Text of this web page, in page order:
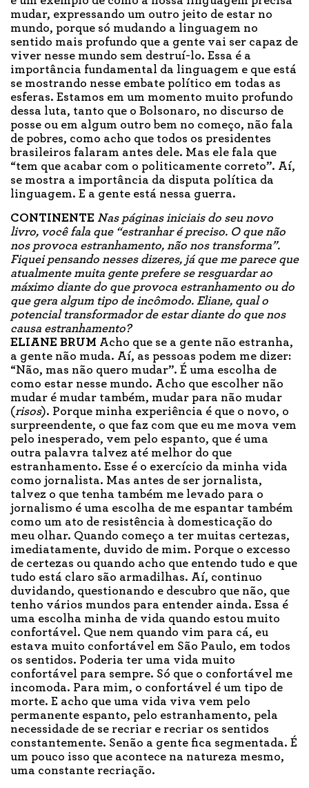
mudar, expressando um outro jeito de estar no
mundo, porque só mudando a linguagem no
sentido mais profundo que a gente vai ser capaz de
viver nesse mundo sem destruí-lo. Essa é a
importância fundamental da linguagem e que está
se mostrando nesse embate político em todas as
esferas. Estamos em um momento muito profundo
dessa luta, tanto que o Bolsonaro, no discurso de
posse ou em algum outro bem no começo, não fala
de pobres, como acho que todos os presidentes
brasileiros falaram antes dele. Mas ele fala que
“tem que acabar com o politicamente correto”. Aí,
se mostra a importância da disputa política da
linguagem. E a gente está nessa guerra.
CONTINENTE Nas páginas iniciais do seu novo
livro, você fala que “estranhar é preciso. O que não
nos provoca estranhamento, não nos transforma”.
Fiquei pensando nesses dizeres, já que me parece que
atualmente muita gente prefere se resguardar ao
máximo diante do que provoca estranhamento ou do
que gera algum tipo de incômodo. Eliane, qual o
potencial transformador de estar diante do que nos
causa estranhamento?
ELIANE BRUM Acho que se a gente não estranha,
a gente não muda. Aí, as pessoas podem me dizer:
“Não, mas não quero mudar”. É uma escolha de
como estar nesse mundo. Acho que escolher não
mudar é mudar também, mudar para não mudar
(risos). Porque minha experiência é que o novo, o
surpreendente, o que faz com que eu me mova vem
pelo inesperado, vem pelo espanto, que é uma
outra palavra talvez até melhor do que
estranhamento. Esse é o exercício da minha vida
como jornalista. Mas antes de ser jornalista,
talvez o que tenha também me levado para o
jornalismo é uma escolha de me espantar também
como um ato de resistência à domesticação do
meu olhar. Quando começo a ter muitas certezas,
imediatamente, duvido de mim. Porque o excesso
de certezas ou quando acho que entendo tudo e que
tudo está claro são armadilhas. Aí, continuo
duvidando, questionando e descubro que não, que
tenho vários mundos para entender ainda. Essa é
uma escolha minha de vida quando estou muito
confortável. Que nem quando vim para cá, eu
estava muito confortável em São Paulo, em todos
os sentidos. Poderia ter uma vida muito
confortável para sempre. Só que o confortável me
incomoda. Para mim, o confortável é um tipo de
morte. E acho que uma vida viva vem pelo
permanente espanto, pelo estranhamento, pela
necessidade de se recriar e recriar os sentidos
constantemente. Senão a gente fica segmentada. É
um pouco isso que acontece na natureza mesmo,
uma constante recriação.